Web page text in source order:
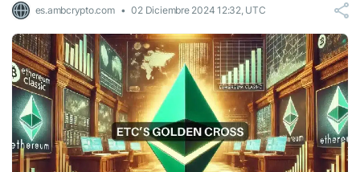
es.ambcrypto.com 02 Diciembre 2024 12:32, UTC